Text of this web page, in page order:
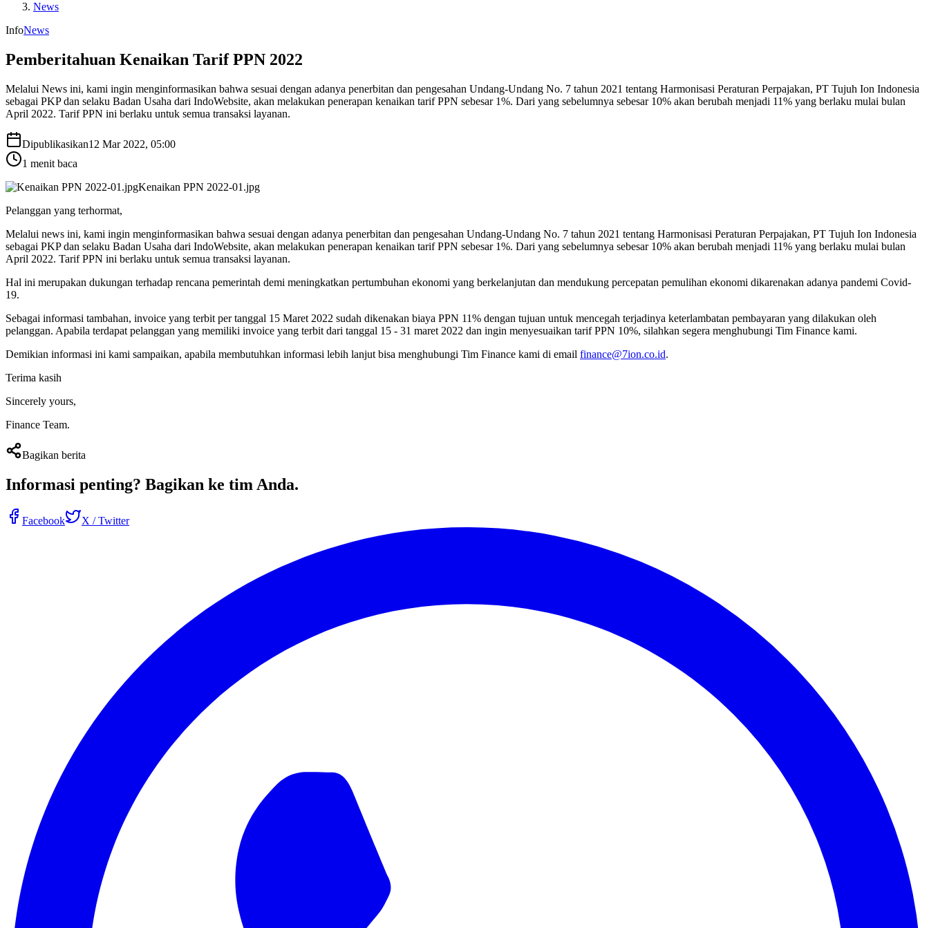
News
InfoNews
Pemberitahuan Kenaikan Tarif PPN 2022
Melalui News ini, kami ingin menginformasikan bahwa sesuai dengan adanya penerbitan dan pengesahan Undang-Undang No. 7 tahun 2021 tentang Harmonisasi Peraturan Perpajakan, PT Tujuh Ion Indonesia
sebagai PKP dan selaku Badan Usaha dari IndoWebsite, akan melakukan penerapan kenaikan tarif PPN sebesar 1%. Dari yang sebelumnya sebesar 10% akan berubah menjadi 11% yang berlaku mulai bulan
April 2022. Tarif PPN ini berlaku untuk semua transaksi layanan.
Dipublikasikan12 Mar 2022, 05:00
1 menit baca
Kenaikan PPN 2022-01.jpg
Pelanggan yang terhormat,
Melalui news ini, kami ingin menginformasikan bahwa sesuai dengan adanya penerbitan dan pengesahan Undang-Undang No. 7 tahun 2021 tentang Harmonisasi Peraturan Perpajakan, PT Tujuh Ion Indonesia
sebagai PKP dan selaku Badan Usaha dari IndoWebsite, akan melakukan penerapan kenaikan tarif PPN sebesar 1%. Dari yang sebelumnya sebesar 10% akan berubah menjadi 11% yang berlaku mulai bulan
April 2022. Tarif PPN ini berlaku untuk semua transaksi layanan.
Hal ini merupakan dukungan terhadap rencana pemerintah demi meningkatkan pertumbuhan ekonomi yang berkelanjutan dan mendukung percepatan pemulihan ekonomi dikarenakan adanya pandemi Covid-
19.
Sebagai informasi tambahan, invoice yang terbit per tanggal 15 Maret 2022 sudah dikenakan biaya PPN 11% dengan tujuan untuk mencegah terjadinya keterlambatan pembayaran yang dilakukan oleh
pelanggan. Apabila terdapat pelanggan yang memiliki invoice yang terbit dari tanggal 15 - 31 maret 2022 dan ingin menyesuaikan tarif PPN 10%, silahkan segera menghubungi Tim Finance kami.
Demikian informasi ini kami sampaikan, apabila membutuhkan informasi lebih lanjut bisa menghubungi Tim Finance kami di email finance@7ion.co.id.
Terima kasih
Sincerely yours,
Finance Team.
Bagikan berita
Informasi penting? Bagikan ke tim Anda.
Facebook X / Twitter